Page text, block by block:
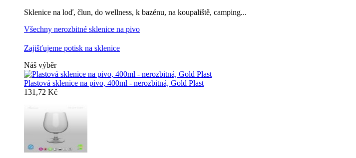
Sklenice na loď, člun, do wellness, k bazénu, na koupaliště, camping...
Všechny nerozbitné sklenice na pivo
Zajišťujeme potisk na sklenice
Náš výběr
Plastová sklenice na pivo, 400ml - nerozbitná, Gold Plast
131,72 Kč